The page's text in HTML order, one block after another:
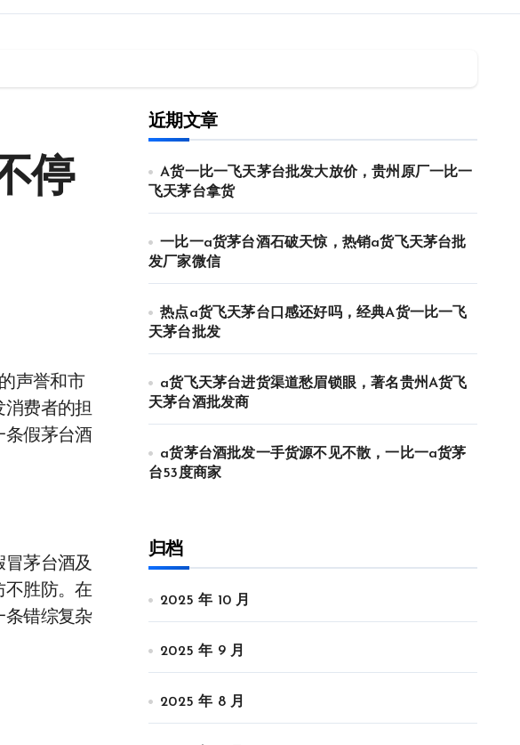
停
声誉和市
消费者的担
假茅台酒
冒茅台酒及
不胜防。在
条错综复杂
近期文章
A货一比一飞天茅台批发大放价，贵州原厂一比一
飞天茅台拿货
一比一a货茅台酒石破天惊，热销a货飞天茅台批
发厂家微信
热点a货飞天茅台口感还好吗，经典A货一比一飞
天茅台批发
a货飞天茅台进货渠道愁眉锁眼，著名贵州A货飞
天茅台酒批发商
a货茅台酒批发一手货源不见不散，一比一a货茅
台53度商家
归档
2025 年 10 月
2025 年 9 月
2025 年 8 月